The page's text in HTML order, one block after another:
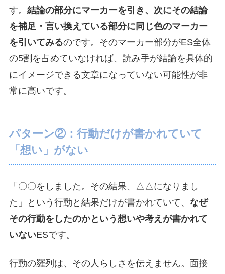
す。 結論の部分にマーカーを引き、次にその結論
を補足・言い換えている部分に同じ色のマーカー
を引いてみるのです。そのマーカー部分がES全体
の5割を占めていなければ、読み手が結論を具体的
にイメージできる文章になっていない可能性が非
常に高いです。
パターン②：行動だけが書かれていて
「想い」がない
「〇〇をしました。その結果、△△になりまし
た」という行動と結果だけが書かれていて、 なぜ
その行動をしたのかという想いや考えが書かれて
いないESです。
行動の羅列は、その人らしさを伝えません。面接